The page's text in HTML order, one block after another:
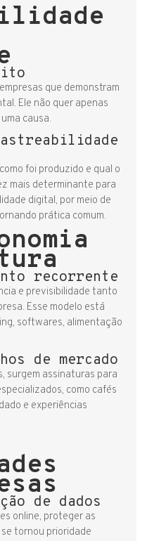
que demonstram
Ele não quer apenas
causa.
foi produzido e qual o
mais determinante para
digital, por meio de
prática comum.
recorrente
e previsibilidade tanto
Esse modelo está
softwares, alimentação
de mercado
surgem assinaturas para
como cafés
e experiências
de dados
online, proteger as
tornou prioridade